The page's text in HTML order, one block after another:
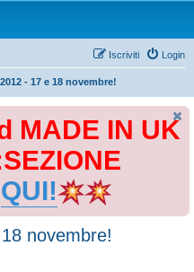
Login
Iscriviti
- 17 e 18 novembre!
MADE IN UK
QUI!
novembre!